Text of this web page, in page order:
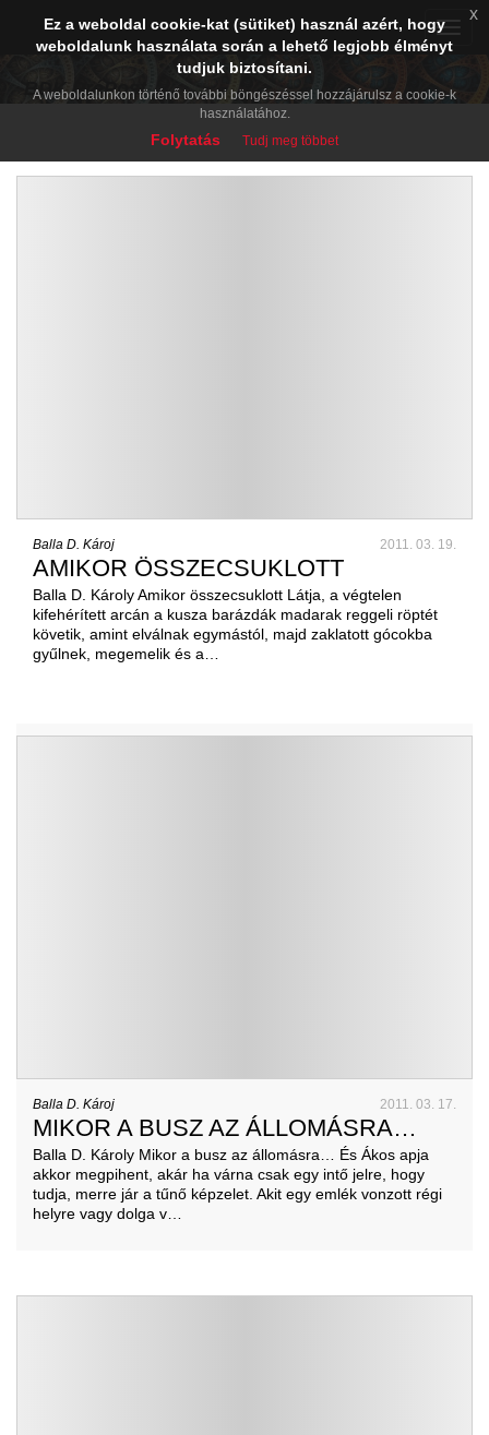
Toggle
BDK PréPost
Balla D. Károj 2011. 03. 19.
AMIKOR ÖSSZECSUKLOTT
Balla D. Károly Amikor összecsuklott Látja, a végtelen
kifehérített arcán a kusza barázdák madarak reggeli röptét
követik, amint elválnak egymástól, majd zaklatott gócokba
gyűlnek, megemelik és a…
Balla D. Károj 2011. 03. 17.
MIKOR A BUSZ AZ ÁLLOMÁSRA…
Balla D. Károly Mikor a busz az állomásra… És Ákos apja
akkor megpihent, akár ha várna csak egy intő jelre, hogy
tudja, merre jár a tűnő képzelet. Akit egy emlék vonzott régi
helyre vagy dolga v…
Ez a weboldal cookie-kat (sütiket) használ azért, hogy
weboldalunk használata során a lehető legjobb élményt
tudjuk biztosítani.
A weboldalunkon történő további böngészéssel hozzájárulsz a cookie-k
használatához.
Folytatás Tudj meg többet
x